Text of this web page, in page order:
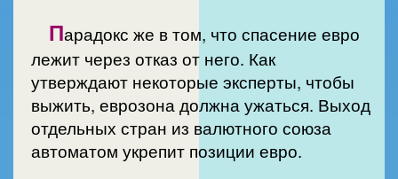
Парадокс же в том, что спасение евро
лежит через отказ от него. Как
утверждают некоторые эксперты, чтобы
выжить, еврозона должна ужаться. Выход
отдельных стран из валютного союза
автоматом укрепит позиции евро.